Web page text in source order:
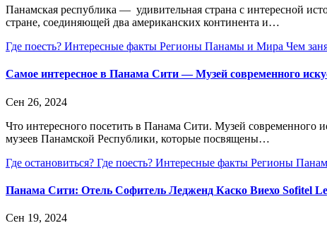
Панамская республика — удивительная страна с интересной
стране, соединяющей два американских континента и…
Где поесть? Интересные факты Регионы Панамы и Мира Чем
Самое интересное в Панама Сити — Музей современного
Сен 26, 2024
Что интересного посетить в Панама Сити. Музей современного
музеев Панамской Республики, которые посвящены…
Где остановиться? Где поесть? Интересные факты Регионы
Панама Сити: Отель Софитель Ледженд Каско Виехо Sofitel
Сен 19, 2024